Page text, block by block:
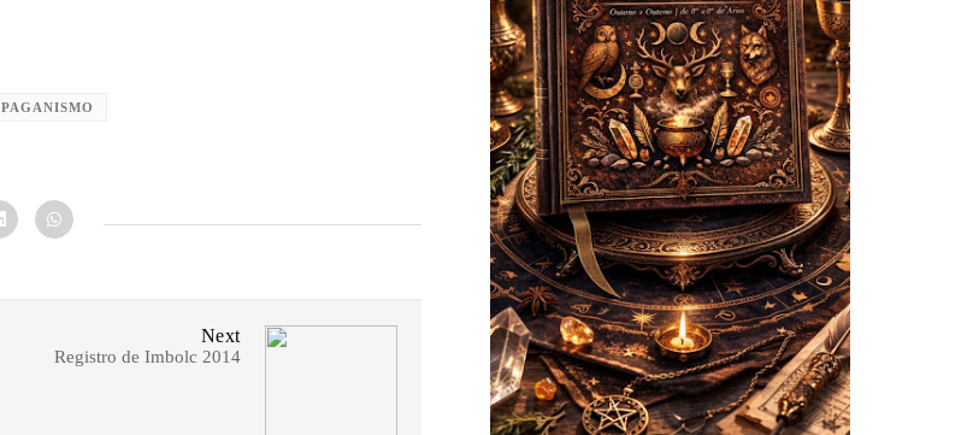
PAGANISMO
Next
Registro de Imbolc 2014